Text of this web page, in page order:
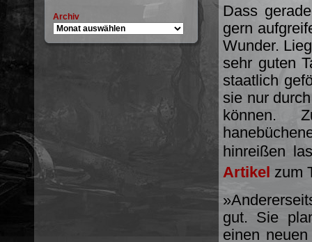
Archiv
Dass
gern
Wunder.
sehr guten
staatlich
sie nur
können.
hinreißen
Artikel zum
gut. Sie
einen